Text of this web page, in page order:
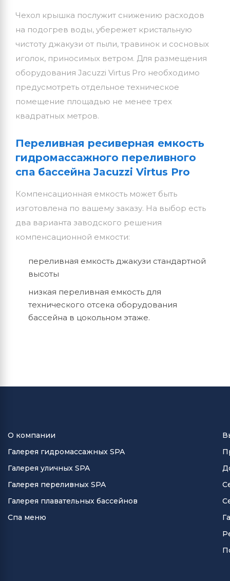
Чехол крышка послужит снижению расходов
на подогрев воды, убережет кристальную
чистоту джакузи от пыли, травинок и сосновых
иголок, приносимых ветром. Для размещения
оборудования Jacuzzi Virtus Pro необходимо
предусмотреть отдельное техническое
помещение площадью не менее трех
квадратных метров.
Переливная ресиверная емкость
гидромассажного переливного
спа бассейна Jacuzzi Virtus Pro
Компенсационная емкость может быть
изготовлена по вашему заказу. На выбор есть
два варианта заводского решения
компенсационной емкости:
переливная емкость джакузи стандартной
высоты
низкая переливная емкость для
технического отсека оборудования
бассейна в цокольном этаже.
О компании
Галерея гидромассажных SPA
Галерея уличных SPA
Галерея переливных SPA
Галерея плавательных бассейнов
Спа меню